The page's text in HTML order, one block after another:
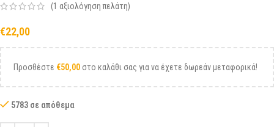
(1 αξιολόγηση πελάτη)
€22,00
Προσθέστε €50,00 στο καλάθι σας για να έχετε δωρεάν μεταφορικά!
5783 σε απόθεμα